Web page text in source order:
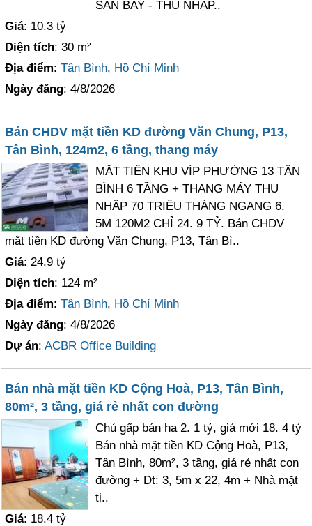
SÂN BAY - THU NHẬP..
Giá: 10.3 tỷ
Diện tích: 30 m²
Địa điểm:Tân Bình, Hồ Chí Minh
Ngày đăng: 4/8/2026
Bán CHDV mặt tiền KD đường Văn Chung, P13,
Tân Bình, 124m2, 6 tầng, thang máy
MẶT TIỀN KHU VÍP PHƯỜNG 13 TÂN
BÌNH 6 TẦNG + THANG MÁY THU
NHẬP 70 TRIỆU THÁNG NGANG 6.
5M 120M2 CHỈ 24. 9 TỶ. Bán CHDV
mặt tiền KD đường Văn Chung, P13, Tân Bì..
Giá: 24.9 tỷ
Diện tích: 124 m²
Địa điểm:Tân Bình, Hồ Chí Minh
Ngày đăng: 4/8/2026
Dự án:ACBR Office Building
Bán nhà mặt tiền KD Cộng Hoà, P13, Tân Bình,
80m², 3 tầng, giá rẻ nhất con đường
Chủ gấp bán hạ 2. 1 tỷ, giá mới 18. 4 tỷ
Bán nhà mặt tiền KD Cộng Hoà, P13,
Tân Bình, 80m², 3 tầng, giá rẻ nhất con
đường + Dt: 3, 5m x 22, 4m + Nhà mặt
ti..
Giá: 18.4 tỷ